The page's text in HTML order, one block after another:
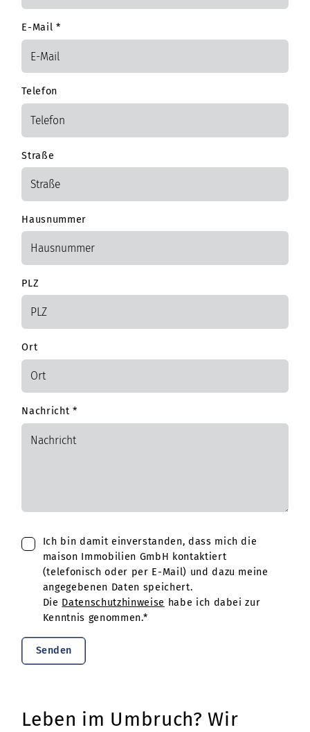
E-Mail *
Telefon
Straße
Hausnummer
PLZ
Ort
Nachricht *
Ich bin damit einverstanden, dass mich die
maison Immobilien GmbH kontaktiert
(telefonisch oder per E-Mail) und dazu meine
angegebenen Daten speichert.
Die Datenschutzhinweise habe ich dabei zur
Kenntnis genommen.*
Senden
Leben im Umbruch? Wir